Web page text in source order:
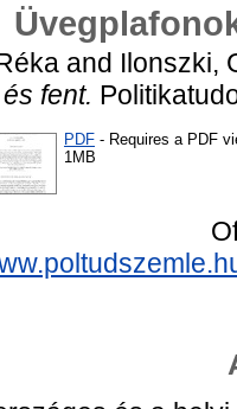
and Ilonszki,
fent.
PDF - Requires a PDF
1MB